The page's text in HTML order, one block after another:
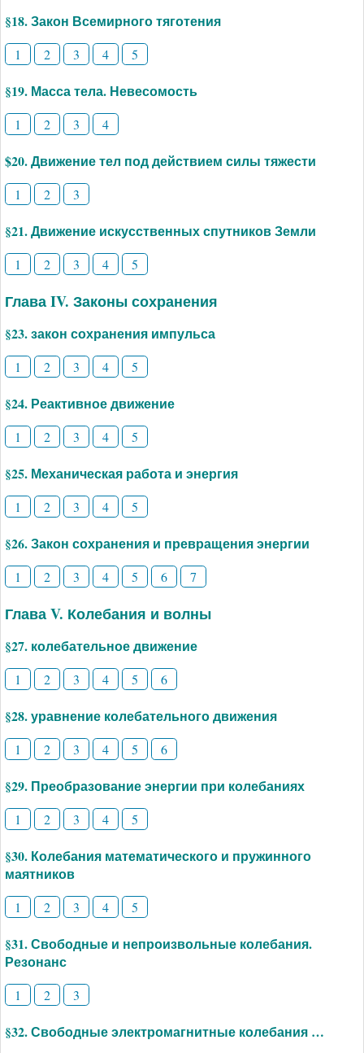
§18. Закон Всемирного тяготения
1 2 3 4 5
§19. Масса тела. Невесомость
1 2 3 4
$20. Движение тел под действием силы тяжести
1 2 3
§21. Движение искусственных спутников Земли
1 2 3 4 5
Глава IV. Законы сохранения
§23. закон сохранения импульса
1 2 3 4 5
§24. Реактивное движение
1 2 3 4 5
§25. Механическая работа и энергия
1 2 3 4 5
§26. Закон сохранения и превращения энергии
1 2 3 4 5 6 7
Глава V. Колебания и волны
§27. колебательное движение
1 2 3 4 5 6
§28. уравнение колебательного движения
1 2 3 4 5 6
§29. Преобразование энергии при колебаниях
1 2 3 4 5
§30. Колебания математического и пружинного
маятников
1 2 3 4 5
§31. Свободные и непроизвольные колебания.
Резонанс
1 2 3
§32. Свободные электромагнитные колебания …